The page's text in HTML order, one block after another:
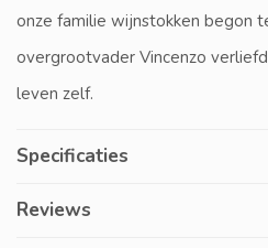
onze familie wijnstokken begon
overgrootvader Vincenzo
leven zelf.
Specificaties
Reviews